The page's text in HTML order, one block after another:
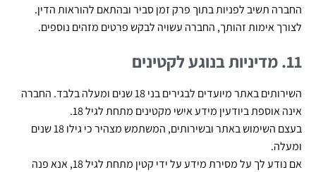
החברה תשיב לפניות בתוך פרק זמן סביר ובהתאם להוראות הדין.
לצורך אימות זהותך, החברה עשויה לבקש פרטים מזהים נוספים.
11. מדיניות בנוגע לקטינים
השירותים באתר מיועדים לבגירים בני 18 שנים ומעלה בלבד. החברה
אינה אוספת ביודעין מידע אישי מקטינים מתחת לגיל 18.
בעצם השימוש באתר ובשירותים, המשתמש מצהיר כי גילו 18 שנים
ומעלה.
אם נודע לך על מסירת מידע על ידי קטין מתחת לגיל 18, אנא פנה